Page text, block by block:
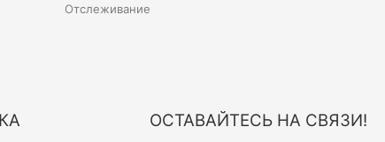
Отслеживание
ОСТАВАЙТЕСЬ НА СВЯЗИ!